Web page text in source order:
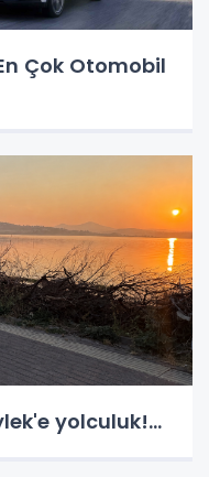
Çok Otomobil
yolculuk!...